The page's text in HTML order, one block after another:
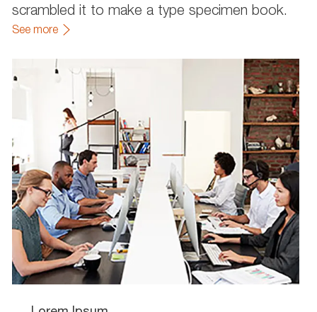
scrambled it to make a type specimen book.
See more